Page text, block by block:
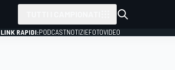
LINK RAPIDI:PODCASTNOTIZIEFOTOVIDEO